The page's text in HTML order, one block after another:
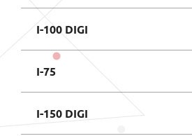
I-100 DIGI
I-75
I-150 DIGI